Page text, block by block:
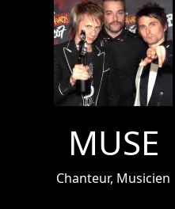
MUSE
Chanteur, Musicien